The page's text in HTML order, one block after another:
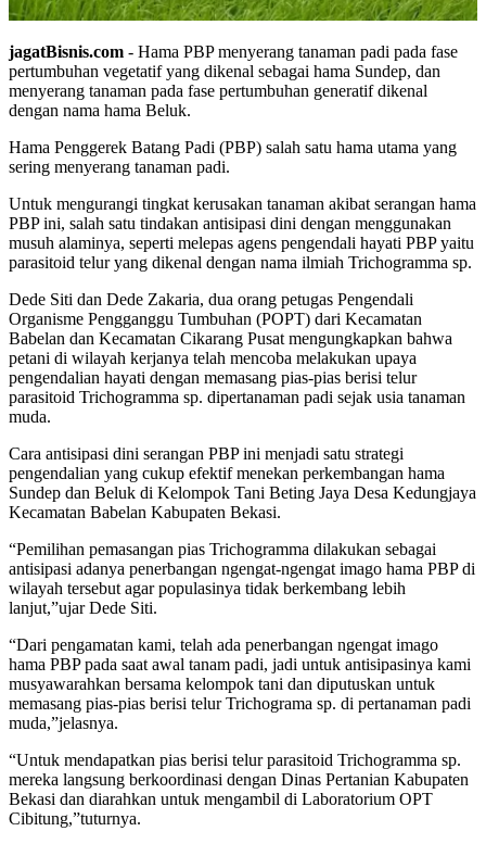
jagatBisnis.com - Hama PBP menyerang tanaman padi pada fase
pertumbuhan vegetatif yang dikenal sebagai hama Sundep, dan
menyerang tanaman pada fase pertumbuhan generatif dikenal
dengan nama hama Beluk.
Hama Penggerek Batang Padi (PBP) salah satu hama utama yang
sering menyerang tanaman padi.
Untuk mengurangi tingkat kerusakan tanaman akibat serangan hama
PBP ini, salah satu tindakan antisipasi dini dengan menggunakan
musuh alaminya, seperti melepas agens pengendali hayati PBP yaitu
parasitoid telur yang dikenal dengan nama ilmiah Trichogramma sp.
Dede Siti dan Dede Zakaria, dua orang petugas Pengendali
Organisme Pengganggu Tumbuhan (POPT) dari Kecamatan
Babelan dan Kecamatan Cikarang Pusat mengungkapkan bahwa
petani di wilayah kerjanya telah mencoba melakukan upaya
pengendalian hayati dengan memasang pias-pias berisi telur
parasitoid Trichogramma sp. dipertanaman padi sejak usia tanaman
muda.
Cara antisipasi dini serangan PBP ini menjadi satu strategi
pengendalian yang cukup efektif menekan perkembangan hama
Sundep dan Beluk di Kelompok Tani Beting Jaya Desa Kedungjaya
Kecamatan Babelan Kabupaten Bekasi.
“Pemilihan pemasangan pias Trichogramma dilakukan sebagai
antisipasi adanya penerbangan ngengat-ngengat imago hama PBP di
wilayah tersebut agar populasinya tidak berkembang lebih
lanjut,”ujar Dede Siti.
“Dari pengamatan kami, telah ada penerbangan ngengat imago
hama PBP pada saat awal tanam padi, jadi untuk antisipasinya kami
musyawarahkan bersama kelompok tani dan diputuskan untuk
memasang pias-pias berisi telur Trichograma sp. di pertanaman padi
muda,”jelasnya.
“Untuk mendapatkan pias berisi telur parasitoid Trichogramma sp.
mereka langsung berkoordinasi dengan Dinas Pertanian Kabupaten
Bekasi dan diarahkan untuk mengambil di Laboratorium OPT
Cibitung,”tuturnya.